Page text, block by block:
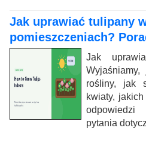
Jak uprawiać tulipany
pomieszczeniach?
Jak
rośliny, jak
kwiaty,
pytania